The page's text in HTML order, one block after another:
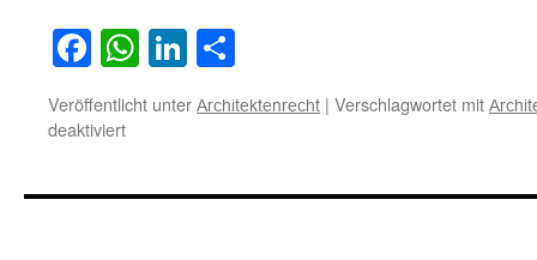
Facebook
WhatsApp
LinkedIn
Veröffentlicht unter Architektenrecht | Verschlagwortet mit
deaktiviertfür
und